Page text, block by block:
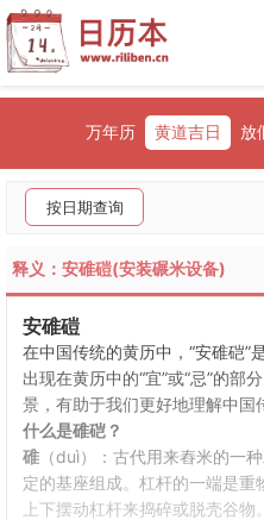
万年历 黄道吉日 放
按日期查询
释义：安碓磑(安装碾米设备)
安碓磑
在中国传统的黄历中，“安碓硙”
出现在黄历中的“宜”或“忌”的部
景，有助于我们更好地理解中国
什么是碓硙？
碓（duì）：古代用来舂米的一
定的基座组成。杠杆的一端是
上下摆动杠杆来捣碎或脱壳谷物。